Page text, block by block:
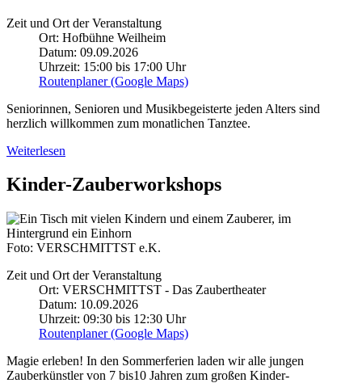
Zeit und Ort der Veranstaltung
Ort: Hofbühne Weilheim
Datum: 09.09.2026
Uhrzeit: 15:00 bis 17:00 Uhr
Routenplaner (Google Maps)
Seniorinnen, Senioren und Musikbegeisterte jeden Alters sind
herzlich willkommen zum monatlichen Tanztee.
Weiterlesen
Kinder-Zauberworkshops
Foto: VERSCHMITTST e.K.
Zeit und Ort der Veranstaltung
Ort: VERSCHMITTST - Das Zaubertheater
Datum: 10.09.2026
Uhrzeit: 09:30 bis 12:30 Uhr
Routenplaner (Google Maps)
Magie erleben! In den Sommerferien laden wir alle jungen
Zauberkünstler von 7 bis10 Jahren zum großen Kinder-